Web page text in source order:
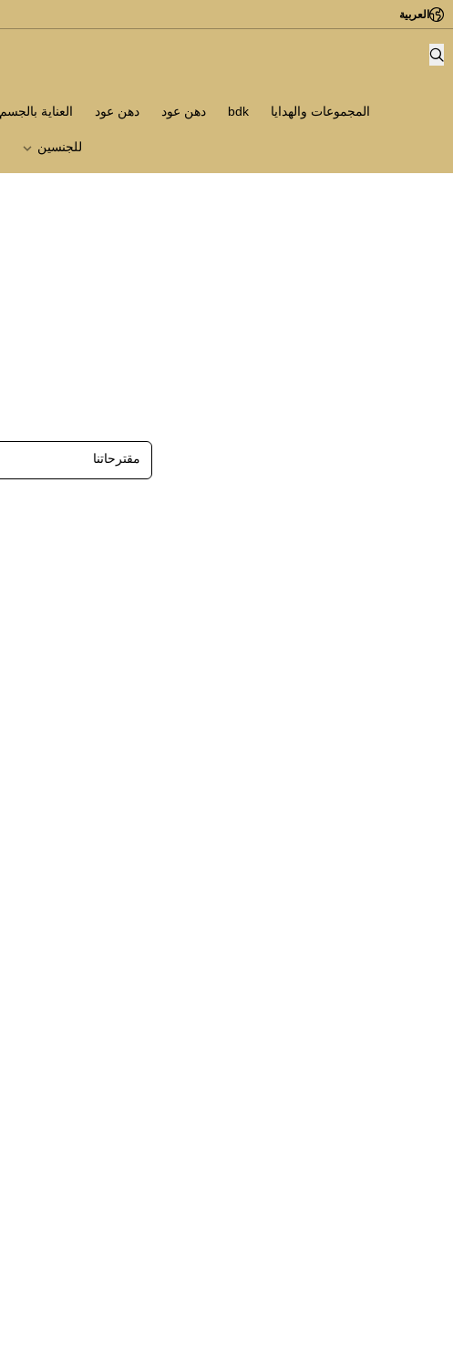
العربية
المجموعات والهدايا bdk دهن عود دهن عود العناية بالجسم
للجنسين